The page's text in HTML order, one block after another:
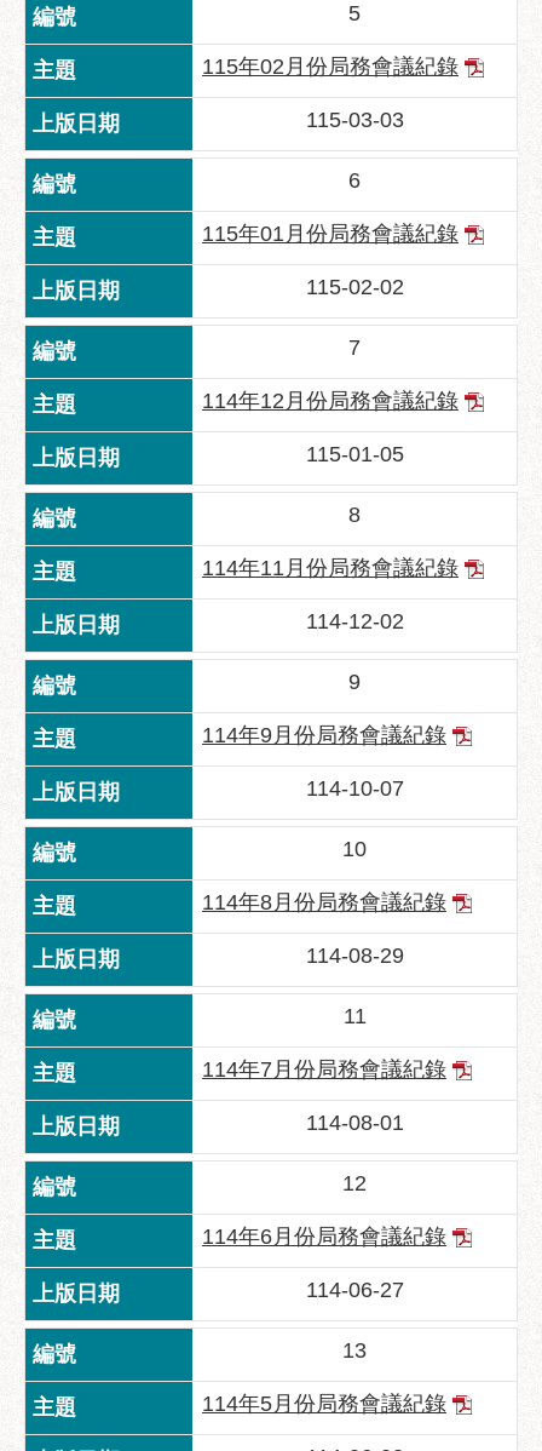
性
騷
治
廉
園
便
民
服
務
路
挖
掘
資
訊
合
發
包
獎
勵
補
助
區
網
導
回
首
頁
English
台
北
通
台
北
5
115年02月份局務會議紀錄
115-03-03
6
115年01月份局務會議紀錄
115-02-02
7
114年12月份局務會議紀錄
115-01-05
8
114年11月份局務會議紀錄
114-12-02
9
114年9月份局務會議紀錄
114-10-07
10
114年8月份局務會議紀錄
114-08-29
11
114年7月份局務會議紀錄
114-08-01
12
114年6月份局務會議紀錄
114-06-27
13
114年5月份局務會議紀錄